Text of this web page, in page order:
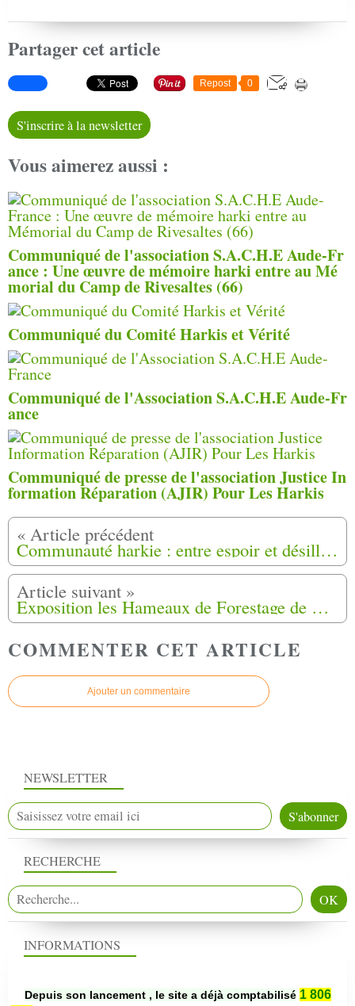
Partager cet article
Repost 0
S'inscrire à la newsletter
Vous aimerez aussi :
Communiqué de l'association S.A.C.H.E Aude-Fr
ance : Une œuvre de mémoire harki entre au Mé
morial du Camp de Rivesaltes (66)
Communiqué du Comité Harkis et Vérité
Communiqué de l'Association S.A.C.H.E Aude-Fr
ance
Communiqué de presse de l'association Justice In
formation Réparation (AJIR) Pour Les Harkis
Communauté harkie : entre espoir et désillusion face aux obstacles administratifs à Amiens (80)
Exposition les Hameaux de Forestage de Harkis en Provence-Alpes-Côte d'Azur à Draguignan (83)
COMMENTER CET ARTICLE
Ajouter un commentaire
NEWSLETTER
RECHERCHE
INFORMATIONS
Depuis son lancement , le site a déjà comptabilisé 1 806